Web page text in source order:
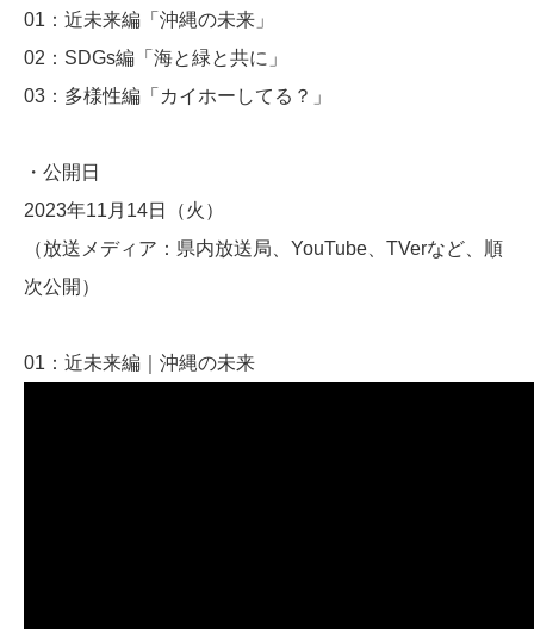
01：近未来編「沖縄の未来」
02：SDGs編「海と緑と共に」
03：多様性編「カイホーしてる？」
・公開日
2023年11月14日（火）
（放送メディア：県内放送局、YouTube、TVerなど、順
次公開）
01：近未来編｜沖縄の未来